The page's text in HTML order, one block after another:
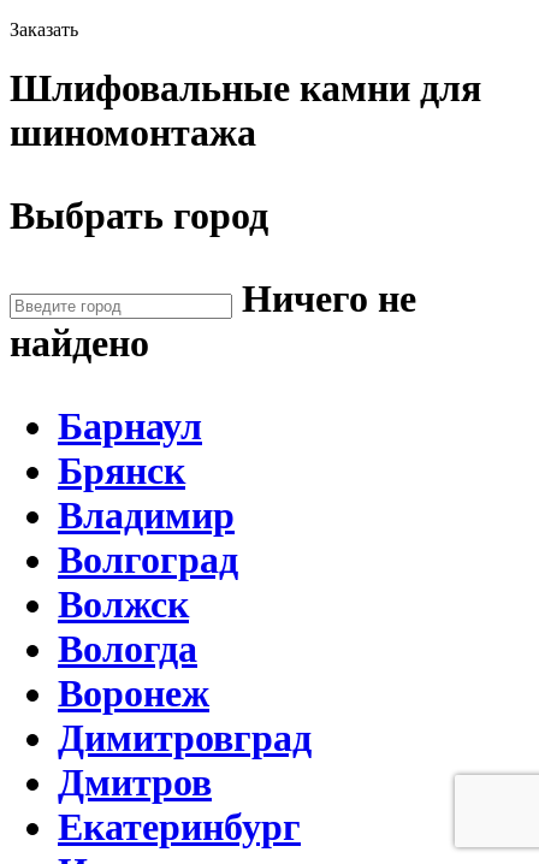
Заказать
Шлифовальные камни для
шиномонтажа
Выбрать город
Ничего не
найдено
Барнаул
Брянск
Владимир
Волгоград
Волжск
Вологда
Воронеж
Димитровград
Дмитров
Екатеринбург